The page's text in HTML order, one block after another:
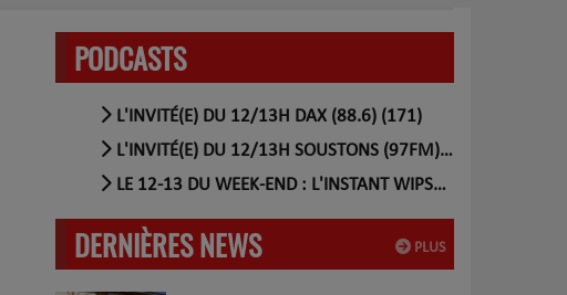
PODCASTS
L'INVITÉ(E) DU 12/13H DAX (88.6) (171)
L'INVITÉ(E) DU 12/13H SOUSTONS (97FM) (56)
LE 12-13 DU WEEK-END : L'INSTANT WIPSEE (17)
PLUS
DERNIÈRES NEWS